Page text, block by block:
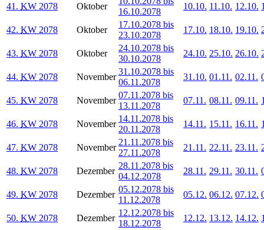
41. KW 2078 Oktober
16.10.2078
10.10. 11.10. 12.10.
42. KW 2078 Oktober
17.10.2078 bis
23.10.2078
17.10. 18.10. 19.10.
43. KW 2078 Oktober
24.10.2078 bis
30.10.2078
24.10. 25.10. 26.10.
44. KW 2078 November
31.10.2078 bis
06.11.2078
31.10. 01.11. 02.11.
45. KW 2078 November
07.11.2078 bis
13.11.2078
07.11. 08.11. 09.11.
46. KW 2078 November
14.11.2078 bis
20.11.2078
14.11. 15.11. 16.11.
47. KW 2078 November
21.11.2078 bis
27.11.2078
21.11. 22.11. 23.11.
48. KW 2078 Dezember
28.11.2078 bis
04.12.2078
28.11. 29.11. 30.11.
49. KW 2078 Dezember
05.12.2078 bis
11.12.2078
05.12. 06.12. 07.12.
50. KW 2078 Dezember
12.12.2078 bis
18.12.2078
12.12. 13.12. 14.12.